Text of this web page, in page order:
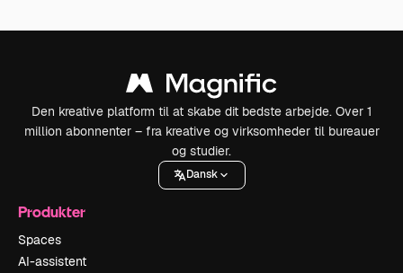
Den kreative platform til at skabe dit bedste arbejde. Over 1
million abonnenter – fra kreative og virksomheder til bureauer
og studier.
Dansk
Produkter
Spaces
AI-assistent